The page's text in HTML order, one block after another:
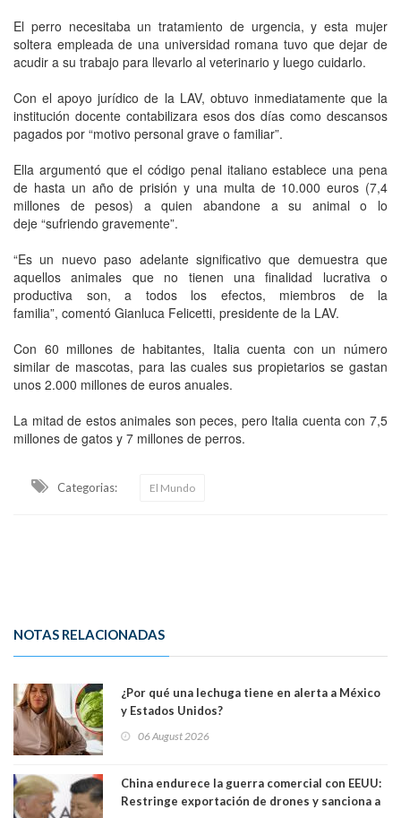
El perro necesitaba un tratamiento de urgencia, y esta mujer
soltera empleada de una universidad romana tuvo que dejar de
acudir a su trabajo para llevarlo al veterinario y luego cuidarlo.
Con el apoyo jurídico de la LAV, obtuvo inmediatamente que la
institución docente contabilizara esos dos días como descansos
pagados por “motivo personal grave o familiar”.
Ella argumentó que el código penal italiano establece una pena
de hasta un año de prisión y una multa de 10.000 euros (7,4
millones de pesos) a quien abandone a su animal o lo
deje “sufriendo gravemente”.
“Es un nuevo paso adelante significativo que demuestra que
aquellos animales que no tienen una finalidad lucrativa o
productiva son, a todos los efectos, miembros de la
familia”, comentó Gianluca Felicetti, presidente de la LAV.
Con 60 millones de habitantes, Italia cuenta con un número
similar de mascotas, para las cuales sus propietarios se gastan
unos 2.000 millones de euros anuales.
La mitad de estos animales son peces, pero Italia cuenta con 7,5
millones de gatos y 7 millones de perros.
Categorias: El Mundo
NOTAS RELACIONADAS
¿Por qué una lechuga tiene en alerta a México
y Estados Unidos?
06 August 2026
China endurece la guerra comercial con EEUU:
Restringe exportación de drones y sanciona a